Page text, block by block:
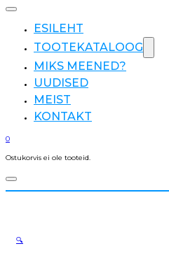
ESILEHT
TOOTEKATALOOG
MIKS MEENED?
UUDISED
MEIST
KONTAKT
0
Ostukorvis ei ole tooteid.
🔍